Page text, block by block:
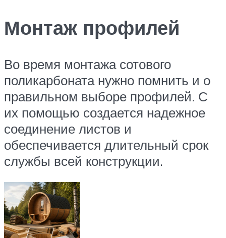
Монтаж профилей
Во время монтажа сотового
поликарбоната нужно помнить и о
правильном выборе профилей. С
их помощью создается надежное
соединение листов и
обеспечивается длительный срок
службы всей конструкции.